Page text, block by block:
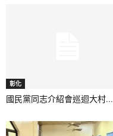
彰化
國民黨同志介紹會巡迴大村...